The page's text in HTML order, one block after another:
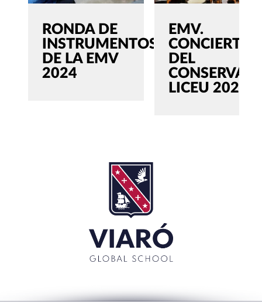
RONDA DE
INSTRUMENTOS
DE LA EMV
2024
EMV.
CONCIERTOS
DEL
LICEU 2023
La Muestra de Artes 2026: creatividad, música y